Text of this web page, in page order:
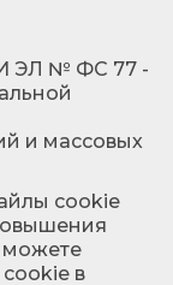
ЭЛ № ФС 77 -
и массовых
cookie
можете
в